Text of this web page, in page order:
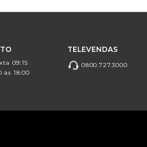
09:15
às 18:00
TELEVENDAS
0800.727.3000